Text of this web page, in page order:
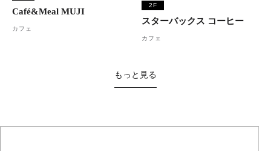
Café&Meal MUJI
カフェ
2F
スターバックス コーヒー
カフェ
もっと見る